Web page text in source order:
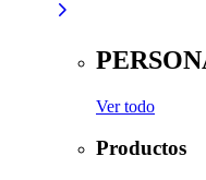
Ver todo
Productos